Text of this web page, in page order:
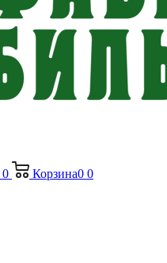
0 Корзина0 0